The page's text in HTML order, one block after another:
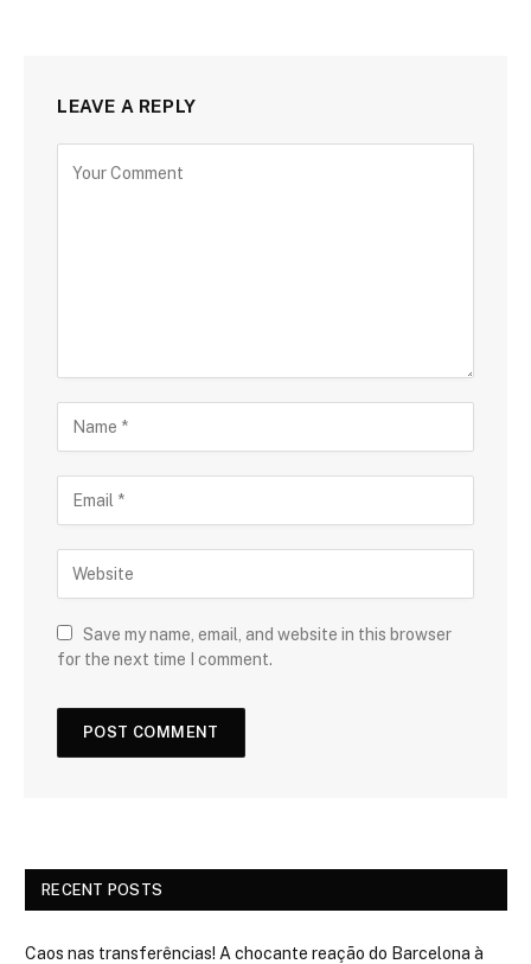
LEAVE A REPLY
Save my name, email, and website in this browser
for the next time I comment.
RECENT POSTS
Caos nas transferências! A chocante reação do Barcelona à